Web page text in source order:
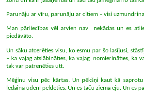
Parunāju ar vīru, parunāju ar citiem – visi
Man pārliecības vēl arvien nav
nekādas un es
piedāvāto.
Un sāku atcerēties visu, ko esmu par šo lasījusi,
– ka vajag atslābināties, ka vajag
nomierināties, ka
tak var patrenēties utt.
Mēģinu visu pēc kārtas. Un pēkšņi kaut kā
ledainā ūdenī peldēties. Un es taču ziemā eju. Un es